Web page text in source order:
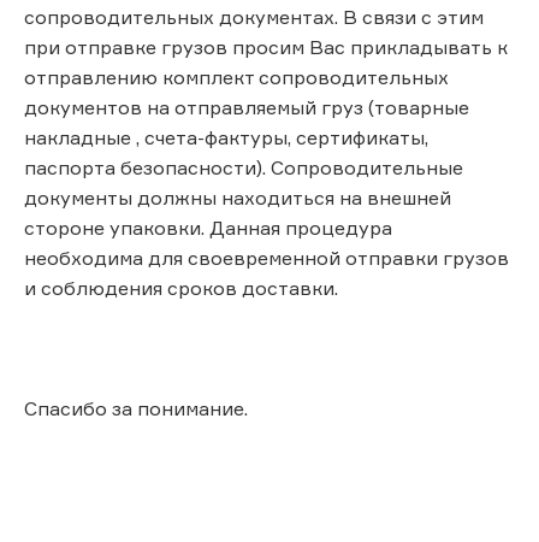
сопроводительных документах. В связи с этим
при отправке грузов просим Вас прикладывать к
отправлению комплект сопроводительных
документов на отправляемый груз (товарные
накладные , счета-фактуры, сертификаты,
паспорта безопасности). Сопроводительные
документы должны находиться на внешней
стороне упаковки. Данная процедура
необходима для своевременной отправки грузов
и соблюдения сроков доставки.
Спасибо за понимание.